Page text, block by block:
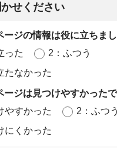
せください
ージの情報は役に立ちま
った
2：ふつう
たなかった
ージは見つけやすかった
やすかった
2：ふつう
にくかった